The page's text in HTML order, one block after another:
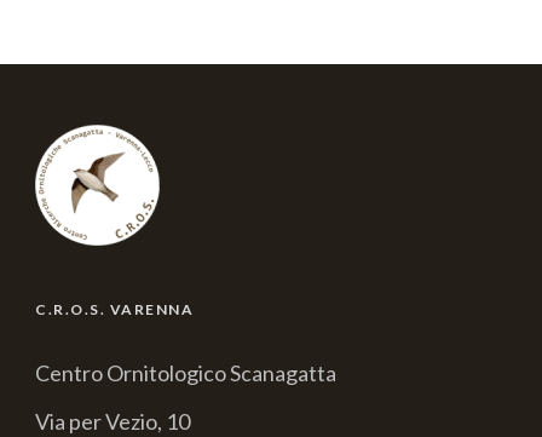
C.R.O.S. VARENNA
Centro Ornitologico Scanagatta
Via per Vezio, 10